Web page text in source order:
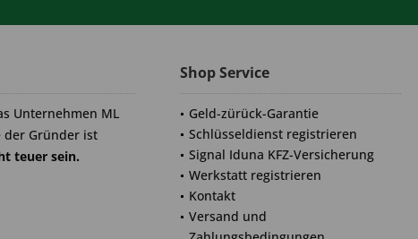
Unternehmen ML
der Gründer ist
teuer sein.
Shop Service
Geld-zürück-Garantie
Schlüsseldienst registrieren
Signal Iduna KFZ-Versicherung
Werkstatt registrieren
Kontakt
Versand und